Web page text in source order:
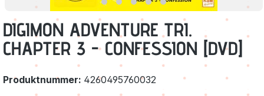
DIGIMON ADVENTURE TRI.
CHAPTER 3 - CONFESSION [DVD]
Produktnummer: 4260495760032